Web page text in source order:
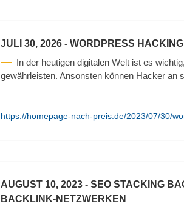
JULI 30, 2026 - WORDPRESS
In der heutigen digitalen Welt ist es
gewährleisten. Ansonsten können Hacker an
https://homepage-nach-preis.de/2023/07/30/
AUGUST 10, 2023 - SEO STACKING
BACKLINK-NETZWERKEN